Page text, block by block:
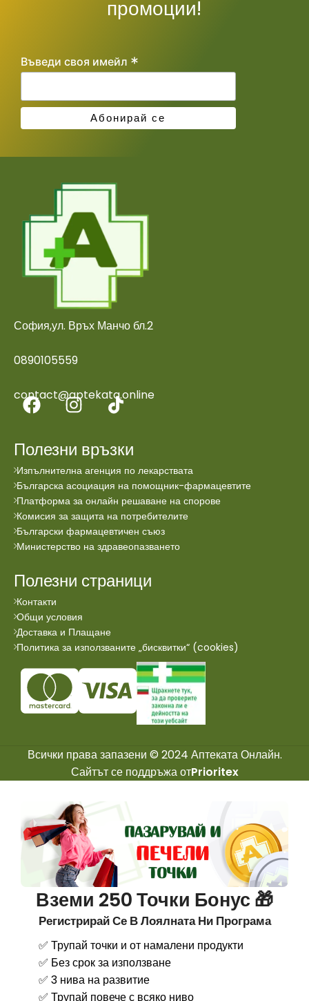
промоции!
Въведи своя имейл *
София,ул. Връх Манчо бл.2
0890105559
contact@aptekata.online
Полезни връзки
Изпълнителна агенция по лекарствата
Българска асоциация на помощник-фармацевтите
Платформа за онлайн решаване на спорове
Комисия за защита на потребителите
Български фармацевтичен съюз
Министерство на здравеопазването
Полезни страници
Контакти
Общи условия
Доставка и Плащане
Политика за използваните „бисквитки“ (cookies)
Всички права запазени © 2024 Аптеката Онлайн.
Сайтът се поддръжа отPrioritex
Вземи 250 Точки Бонус 🎁
Регистрирай Се В Лоялната Ни Програма
✅ Трупай точки и от намалени продукти
✅ Без срок за използване
✅ 3 нива на развитие
✅ Трупай повече с всяко ниво